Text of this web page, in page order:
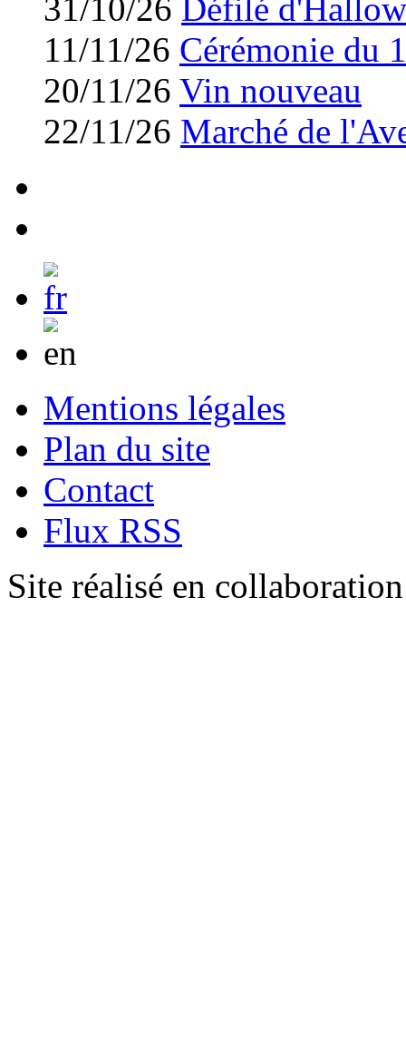
31/10/26 Défilé
11/11/26 Cérémonie du
20/11/26 Vin nouveau
22/11/26 Marché de
Mentions légales
Plan du site
Contact
Flux RSS
Site réalisé en